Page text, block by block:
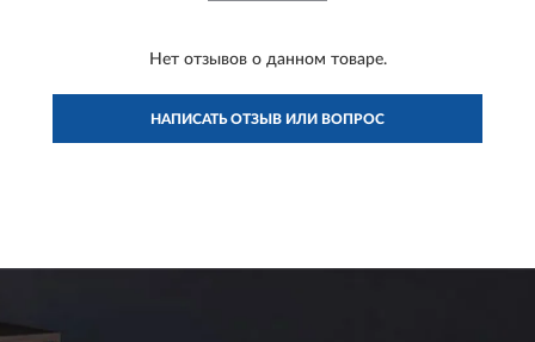
Нет отзывов о данном товаре.
НАПИСАТЬ ОТЗЫВ ИЛИ ВОПРОС